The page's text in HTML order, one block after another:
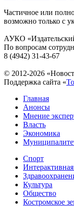
Частичное или
возможно только с
АУКО
По вопросам
8 (4942) 31-43-67
© 2012-2026
Поддержка сайта «
Главная
Анонсы
Мнение
Власть
Экономика
Спорт
Интерактивная
Культура
Общество
Костромское